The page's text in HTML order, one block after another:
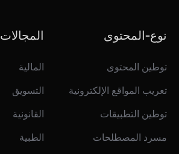
نوع-المحتوى
توطين المحتوى
تعريب المواقع الإلكترونية
توطين التطبيقات
مسرد المصطلحات
المجالات
المالية
التسويق
القانونية
الطبية